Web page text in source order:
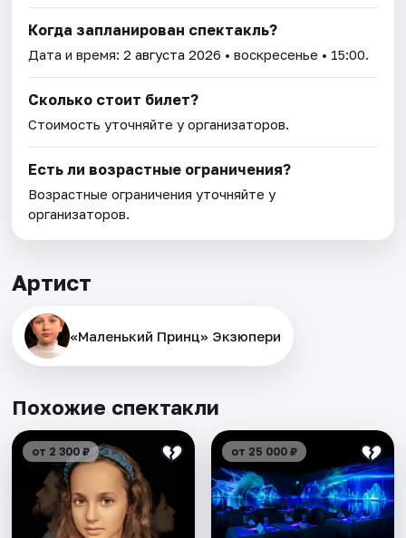
Когда запланирован спектакль?
Дата и время:2 августа 2026 • воскресенье • 15:00.
Сколько стоит билет?
Стоимость уточняйте у организаторов.
Есть ли возрастные ограничения?
Возрастные ограничения уточняйте у
организаторов.
Артист
«Маленький Принц» Экзюпери
Похожие спектакли
от 2 300 ₽ от 25 000 ₽